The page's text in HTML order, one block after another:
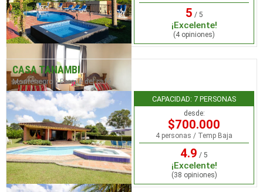
5 / 5
¡Excelente!
(4 opiniones)
CASA TANAMBI
Montenegro / Parque del café
CAPACIDAD: 7 PERSONAS
desde:
$700.000
4 personas / Temp Baja
4.9 / 5
¡Excelente!
(38 opiniones)